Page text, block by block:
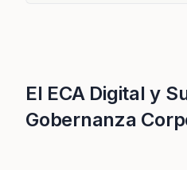
El ECA Digital y
Gobernanza